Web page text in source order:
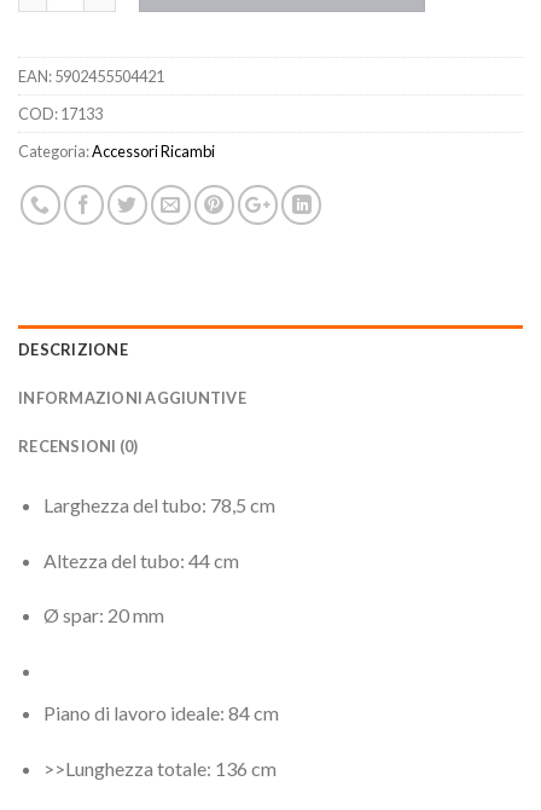
EAN:5902455504421
COD:17133
Categoria:Accessori Ricambi
DESCRIZIONE
INFORMAZIONI AGGIUNTIVE
RECENSIONI (0)
Larghezza del tubo: 78,5 cm
Altezza del tubo: 44 cm
Ø spar: 20 mm
Piano di lavoro ideale: 84 cm
>>Lunghezza totale: 136 cm